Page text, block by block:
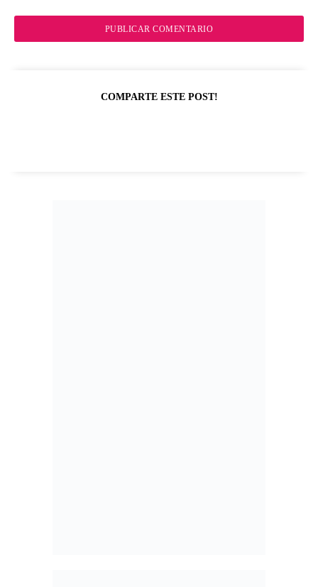
COMPARTE ESTE POST!